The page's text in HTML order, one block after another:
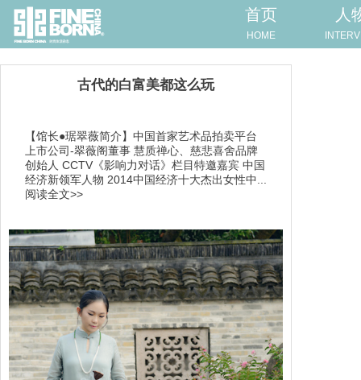
首页
HOME
人
古代的白富美都这么玩
【馆长●琚翠薇简介】中国首家艺术品拍卖平台
上市公司-翠薇阁董事 慧质禅心、慈悲喜舍品牌
创始人 CCTV《影响力对话》栏目特邀嘉宾 中国
经济新领军人物 2014中国经济十大杰出女性中...
阅读全文>>